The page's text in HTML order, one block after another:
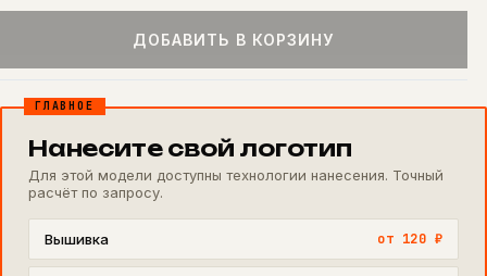
ДОБАВИТЬ В КОРЗИНУ
ГЛАВНОЕ
Нанесите свой логотип
Для этой модели доступны технологии нанесения. Точный
расчёт по запросу.
Вышивка от 120 ₽